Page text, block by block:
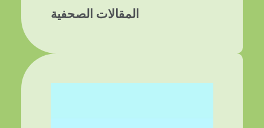
المقالات الصحفية